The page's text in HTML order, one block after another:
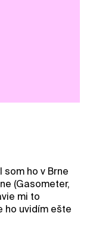
som ho v Brne
(Gasometer,
mi to
ho uvidím ešte